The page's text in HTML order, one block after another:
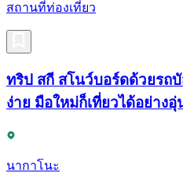
สถานที่ท่องเที่ยว
ทริป สกี สโนว์บอร์ดด้วยรถ
ง่าย มือใหม่ก็เที่ยวได้อย่างอุ่
นากาโนะ